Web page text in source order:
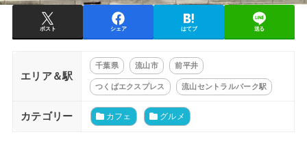
ポスト シェア はてブ 送る
エリア＆駅
千葉県 流山市 前平井
つくばエクスプレス 流山セントラルパーク駅
カテゴリー カフェ グルメ